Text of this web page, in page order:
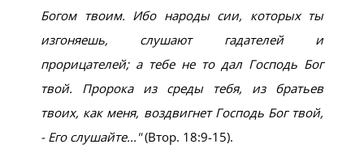
Богом твоим. Ибо народы сии, которых ты
изгоняешь, слушают гадателей и
прорицателей; а тебе не то дал Господь Бог
твой. Пророка из среды тебя, из братьев
твоих, как меня, воздвигнет Господь Бог твой,
- Его слушайте... (Втор. 18:9-15).